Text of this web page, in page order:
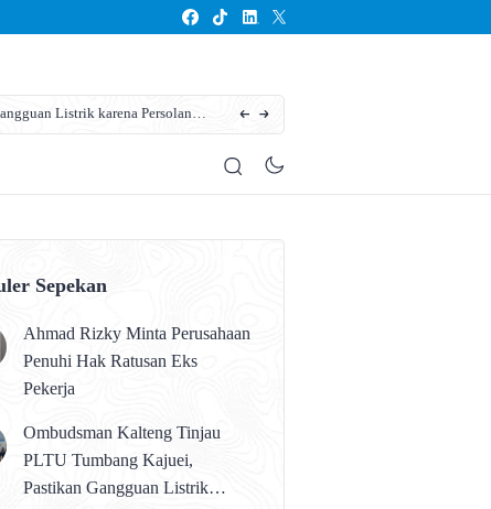
Listrik karena Persolan
Karhutla Kotim Meluas, BPBD Sebut Sudah
Sepekan
Ahmad Rizky Minta Perusahaan
Penuhi Hak Ratusan Eks
Pekerja
Ombudsman Kalteng Tinjau
PLTU Tumbang Kajuei,
Pastikan Gangguan Listrik